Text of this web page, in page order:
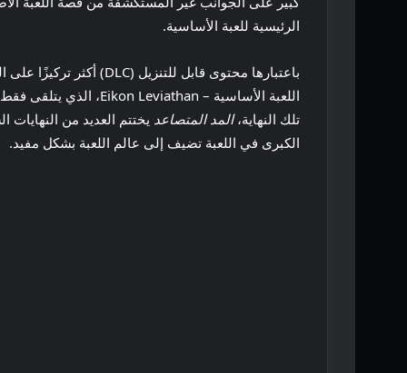
الرئيسية للعبة الأساسية.
باعتبارها محتوى قابل للتنزيل (DLC) أكثر تركيزًا على القصة،
تلك النهاية،المد المتصاعد يختتم العديد من النهايات
الكبرى في اللعبة تضيف إلى عالم اللعبة بشكل مفيد.